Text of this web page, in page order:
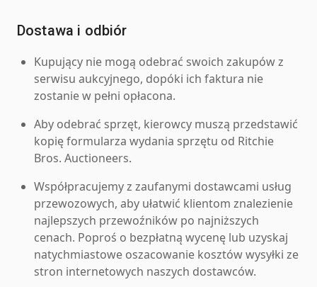
Dostawa i odbiór
Kupujący nie mogą odebrać swoich zakupów z
serwisu aukcyjnego, dopóki ich faktura nie
zostanie w pełni opłacona.
Aby odebrać sprzęt, kierowcy muszą przedstawić
kopię formularza wydania sprzętu od Ritchie
Bros. Auctioneers.
Współpracujemy z zaufanymi dostawcami usług
przewozowych, aby ułatwić klientom znalezienie
najlepszych przewoźników po najniższych
cenach. Poproś o bezpłatną wycenę lub uzyskaj
natychmiastowe oszacowanie kosztów wysyłki ze
stron internetowych naszych dostawców.